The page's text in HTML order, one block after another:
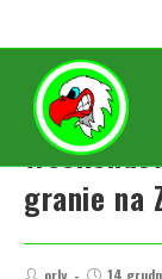
granie na
orly 14